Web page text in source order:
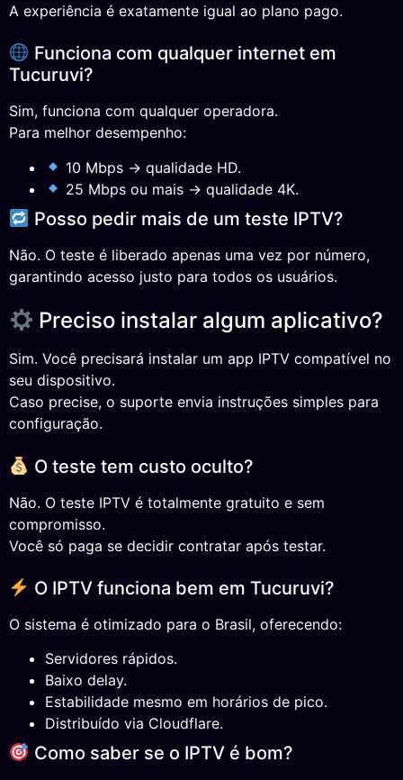
A experiência é exatamente igual ao plano pago.
Funciona com qualquer internet em
Tucuruvi?
Sim, funciona com qualquer operadora.
Para melhor desempenho:
10 Mbps → qualidade HD.
25 Mbps ou mais → qualidade 4K.
Posso pedir mais de um teste IPTV?
Não. O teste é liberado apenas uma vez por número,
garantindo acesso justo para todos os usuários.
Preciso instalar algum aplicativo?
Sim. Você precisará instalar um app IPTV compatível no
seu dispositivo.
Caso precise, o suporte envia instruções simples para
configuração.
O teste tem custo oculto?
Não. O teste IPTV é totalmente gratuito e sem
compromisso.
Você só paga se decidir contratar após testar.
O IPTV funciona bem em Tucuruvi?
O sistema é otimizado para o Brasil, oferecendo:
Servidores rápidos.
Baixo delay.
Estabilidade mesmo em horários de pico.
Distribuído via Cloudflare.
Como saber se o IPTV é bom?